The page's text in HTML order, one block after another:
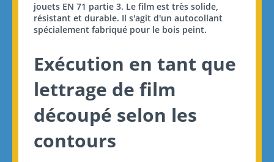
jouets EN 71 partie 3. Le film est très solide,
résistant et durable. Il s'agit d'un autocollant
spécialement fabriqué pour le bois peint.
Exécution en tant que
lettrage de film
découpé selon les
contours